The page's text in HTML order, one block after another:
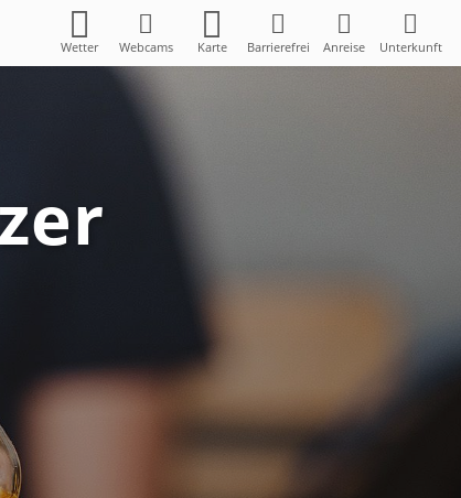
Wetter Webcams Karte Barrierefrei Anreise Unterkunft